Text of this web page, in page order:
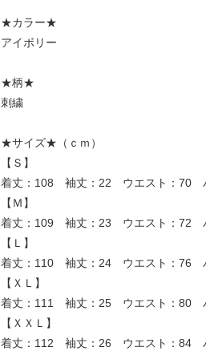
★カラー★
アイボリー
★柄★
刺繍
★サイズ★（ｃｍ）
【Ｓ】
着丈：108 袖丈：22 ウエスト：70
【Ｍ】
着丈：109 袖丈：23 ウエスト：72
【Ｌ】
着丈：110 袖丈：24 ウエスト：76
【ＸＬ】
着丈：111 袖丈：25 ウエスト：80
【ＸＸＬ】
着丈：112 袖丈：26 ウエスト：84